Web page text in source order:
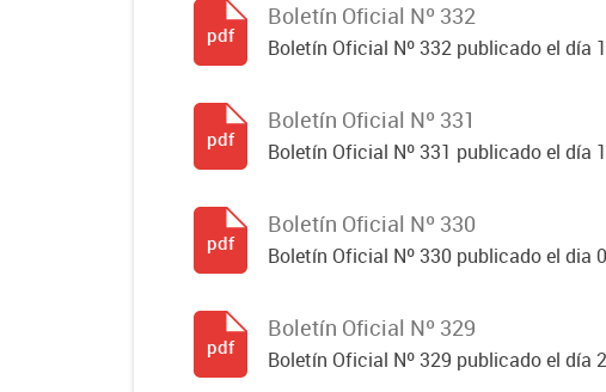
Boletín Oficial Nº 332
Boletín Oficial Nº 332 publicado el día
pdf
Boletín Oficial Nº 331
Boletín Oficial Nº 331 publicado el día
pdf
Boletín Oficial Nº 330
Boletín Oficial Nº 330 publicado el dia
pdf
Boletín Oficial Nº 329
Boletín Oficial Nº 329 publicado el día
pdf